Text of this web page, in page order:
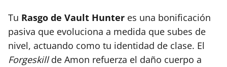
Tu Rasgo de Vault Hunter es una bonificación
pasiva que evoluciona a medida que subes de
nivel, actuando como tu identidad de clase. El
Forgeskillde Amon refuerza el daño cuerpo a